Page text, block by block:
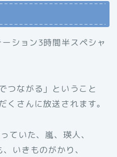
ション3時間半スペシャ
つながる」ということ
くさんに放送されます。
ていた、嵐、瑛人、
いきものがかり、